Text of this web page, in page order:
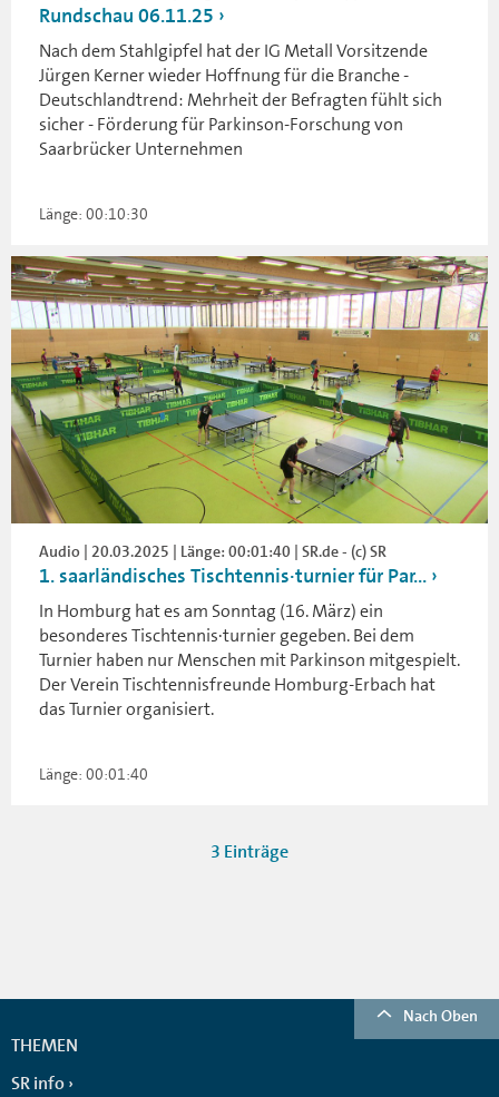
Rundschau 06.11.25
Nach dem Stahlgipfel hat der IG Metall Vorsitzende
Jürgen Kerner wieder Hoffnung für die Branche -
Deutschlandtrend: Mehrheit der Befragten fühlt sich
sicher - Förderung für Parkinson-Forschung von
Saarbrücker Unternehmen
Länge: 00:10:30
Audio | 20.03.2025 | Länge: 00:01:40 | SR.de - (c) SR
1. saarländisches Tischtennis·turnier für Par...
In Homburg hat es am Sonntag (16. März) ein
besonderes Tischtennis·turnier gegeben. Bei dem
Turnier haben nur Menschen mit Parkinson mitgespielt.
Der Verein Tischtennisfreunde Homburg-Erbach hat
das Turnier organisiert.
Länge: 00:01:40
3 Einträge
Nach Oben
THEMEN
SR info